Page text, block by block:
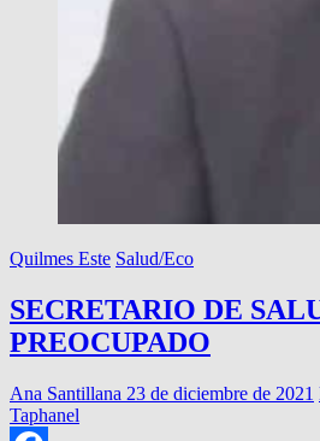
Quilmes Este Salud/Eco
SECRETARIO DE
PREOCUPADO
Ana Santillana 23 de diciembre de 2021
Taphanel